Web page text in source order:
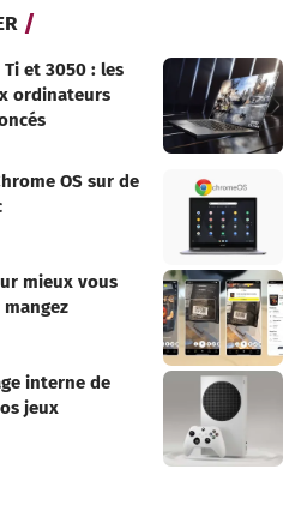
Ti et 3050 : les
ordinateurs
OS sur de
mieux vous
interne de
jeux